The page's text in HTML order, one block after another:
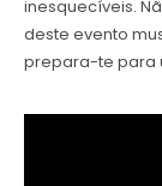
inesquecíveis.
deste evento
prepara-te para